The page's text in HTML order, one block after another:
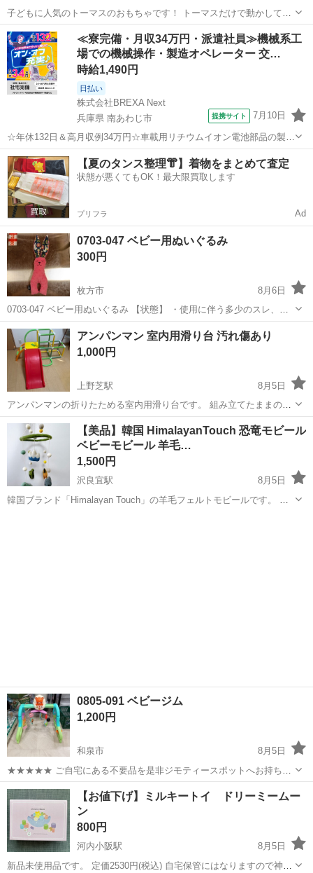
子どもに人気のトーマスのおもちゃです！ トーマスだけで動かして遊
んだり、数や色・動物も遊びながら学べます。 子どもが遊んでいたも
のなので、汚れや傷がありますがおもちゃとしてはまだまだ遊べま
す！ 袋付きなのでお出かけにも持...
大阪 大阪市 ベビー用品
≪寮完備・月収34万円・派遣社員≫機械系工
場での機械操作・製造オペレーター 交…
時給1,490円
日払い
株式会社BREXA Next
兵庫県 南あわじ市
提携サイト 7月10日
☆年休132日＆高月収例34万円☆車載用リチウムイオン電池部品の製造
／4勤2休でオフも充実♪／家具・家電付き社宅あり＆前払いで生活支援
物資が受け取れる◎／20〜40代男女活躍中！ 車載用リチウムイオン電
池部品の製造 車載用...
兵庫 南あわじ市 その他
【夏のタンス整理👘】着物をまとめて査定
状態が悪くてもOK！最大限買取します
プリフラ Ad
0703-047 ベビー用ぬいぐるみ
300円
枚方市
8月6日
0703-047 ベビー用ぬいぐるみ 【状態】 ・使用に伴う多少のスレ、キ
ズ、落としきれない汚れなどございます ・詳細は現地でご確認くださ
い ・お値引きは出来かねますのでご了承願います ※中古品のため、状
態...
大阪 枚方市 ベビー用品 現地
アンパンマン 室内用滑り台 汚れ傷あり
1,000円
上野芝駅
8月5日
アンパンマンの折りたためる室内用滑り台です。 組み立てたままのお
渡しでお願いします。 ・取り扱い説明書なし。 ・付属品 写真のもの
が全てです。 ⚠️1部プラスチックが割れている所があります。
大阪 堺市 上野芝駅 ベビー用品
【美品】韓国 HimalayanTouch 恐竜モビール
ベビーモビール 羊毛…
1,500円
沢良宜駅
8月5日
韓国ブランド「Himalayan Touch」の羊毛フェルトモビールです。 韓
0805-091 ベビージム
1,200円
和泉市
8月5日
★★★★★ ご自宅にある不要品を是非ジモティースポットへお持ち込
みしませんか？ 家電、趣味・スポーツ・レジャー用品、こども用品、
衣料服飾品、生活雑貨、家具、本、CD・DVDなどが無料でまとめて持
ち込めます！ ※詳細はこ...
大阪 和泉市 ベビー用品 ジム
【お値下げ】ミルキートイ ドリーミームー
ン
800円
河内小阪駅
8月5日
新品未使用品です。 定価2530円(税込) 自宅保管にはなりますので神経